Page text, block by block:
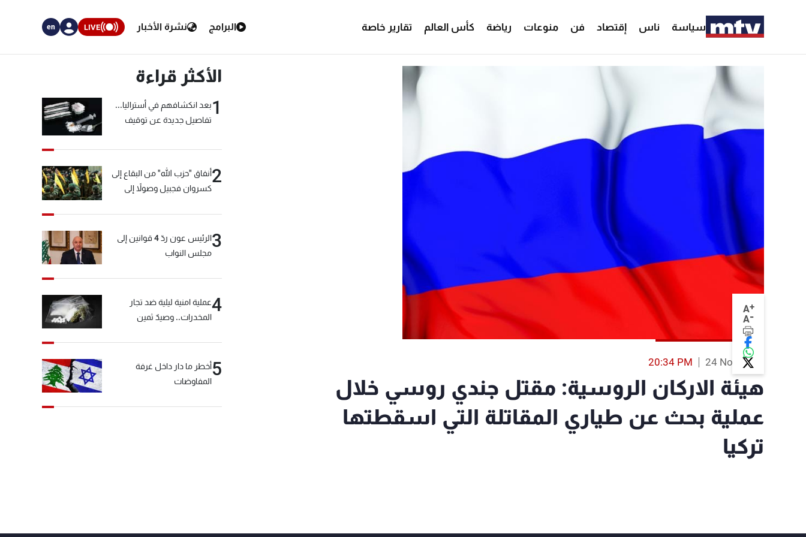
سياسة ناس إقتصاد فن منوعات رياضة كأس العالم تقارير خاصة البرامج نشرة الأخبار LIVE
en
A+
A-
24 Nov 2015
20:34 PM
هيئة الاركان الروسية: مقتل جندي روسي خلال
عملية بحث عن طياري المقاتلة التي اسقطتها
تركيا
الأكثر قراءة
1بعد انكشافهم في أستراليا...
تفاصيل جديدة عن توقيف
2أنفاق "حزب الله" من البقاع إلى
كسروان فجبيل وصولاً إلى
3
الرئيس عون ردّ 4 قوانين إلى
مجلس النواب
4عملية امنية ليلية ضد تجار
المخدرات.. وصيدٌ ثمين
5أخطر ما دار داخل غرفة
المفاوضات